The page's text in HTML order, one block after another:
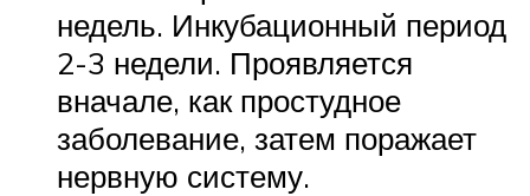
недель. Инкубационный период
2-3 недели. Проявляется
вначале, как простудное
заболевание, затем поражает
нервную систему.